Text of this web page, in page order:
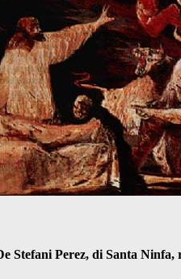
Stefani Perez, di Santa